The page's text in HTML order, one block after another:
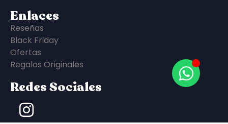
Enlaces
Reseñas
Black Friday
Ofertas
Regalos Originales
Redes Sociales